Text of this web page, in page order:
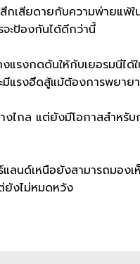
ยดายกับความพ่ายแพ้ใน
ะป้องกันได้ดีกว่านี้
กดดันให้กับเยอรมนีได้ใ
แรงฮึดสู้แม้ต้องการพยายา
ไกล แต่ยังมีโอกาสสำหรั
ด์เหนือยังสามารถมองเ
ยังไม่หมดหวัง